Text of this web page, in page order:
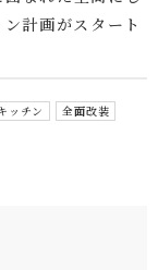
ン計画がスタート
ッチン
全面改装